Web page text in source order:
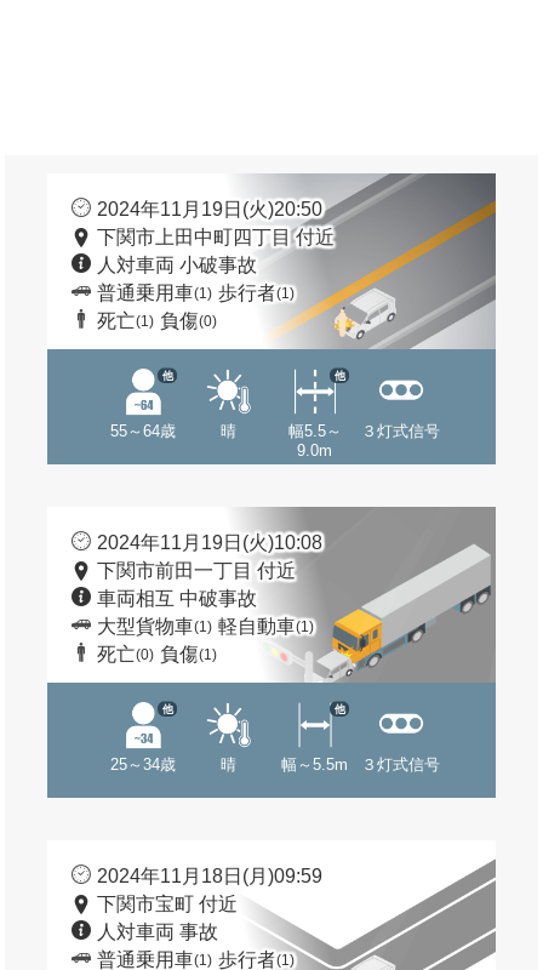
2024年11月19日(火)20:50
下関市上田中町四丁目 付近
人対車両 小破事故
普通乗用車(1) 歩行者(1)
死亡(1) 負傷(0)
55～64歳
他
晴
幅5.5～
9.0m
他
３灯式信号
2024年11月19日(火)10:08
下関市前田一丁目 付近
車両相互 中破事故
大型貨物車(1) 軽自動車(1)
死亡(0) 負傷(1)
25～34歳
他
晴 幅～5.5m
他
３灯式信号
2024年11月18日(月)09:59
下関市宝町 付近
人対車両 事故
普通乗用車(1) 歩行者(1)